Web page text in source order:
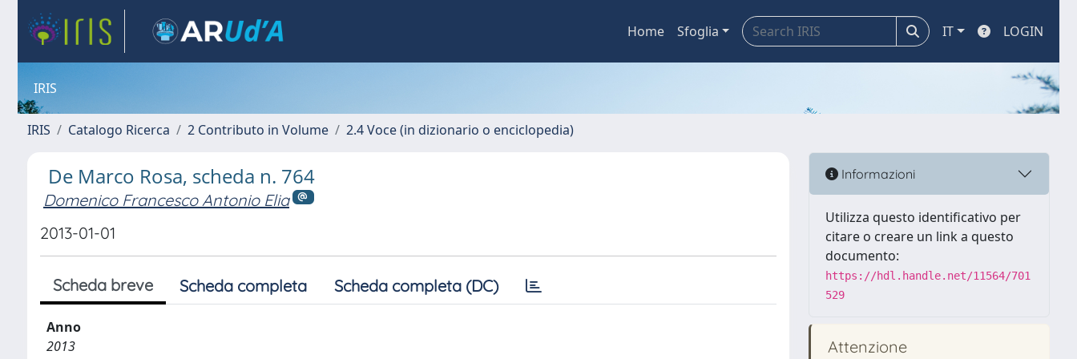
Home Sfoglia IT LOGIN
IRIS
IRIS Catalogo Ricerca 2 Contributo in Volume 2.4 Voce (in dizionario o enciclopedia)
De Marco Rosa, scheda n. 764
Domenico Francesco Antonio Elia
2013-01-01
Scheda breve Scheda completa Scheda completa (DC)
Anno
2013
Informazioni
Utilizza questo identificativo per
citare o creare un link a questo
documento:
https://hdl.handle.net/11564/701
529
Attenzione